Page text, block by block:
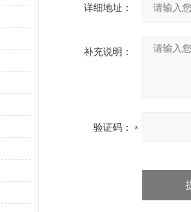
详细地址：
补充说明：
验证码：